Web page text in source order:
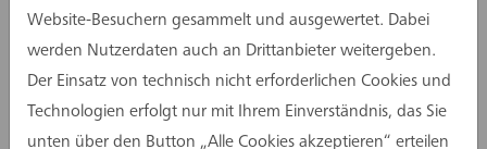
Website-Besuchern gesammelt und ausgewertet. Dabei
werden Nutzerdaten auch an Drittanbieter weitergeben.
Der Einsatz von technisch nicht erforderlichen Cookies und
Technologien erfolgt nur mit Ihrem Einverständnis, das Sie
unten über den Button „Alle Cookies akzeptieren“ erteilen